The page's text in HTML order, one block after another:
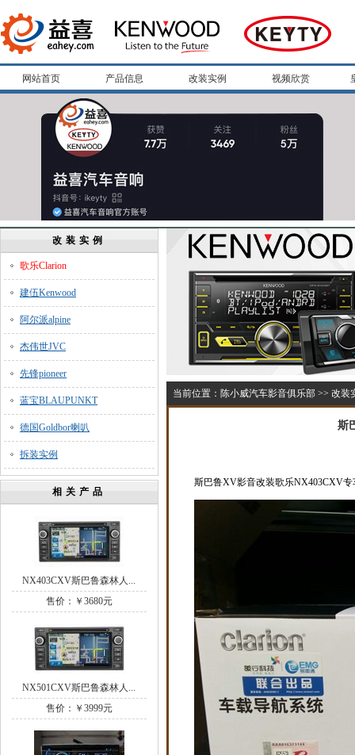
网站首页 产品信息 改装实例 视频欣赏
改装实例
歌乐Clarion
建伍Kenwood
阿尔派alpine
杰伟世JVC
先锋pioneer
蓝宝BLAUPUNKT
德国Goldbor喇叭
拆装实例
相关产品
NX403CXV斯巴鲁森林人...
售价：￥3680元
NX501CXV斯巴鲁森林人...
售价：￥3999元
当前位置： 陈小威汽车影音俱乐部 >> 改装
斯
斯巴鲁XV影音改装歌乐NX403CXV